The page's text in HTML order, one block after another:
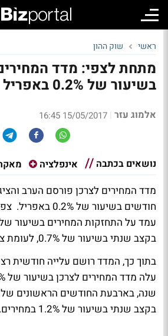
ראשי שוק ההון
מתחת לצפי: מדד
בשיעור של 0.2% באפריל
אלמוג עזר |
15/05/2017 16:45
נושאים בכתבה אינפלציה
מדד המחירים לצרכן פורסם הערב
חודשים בשיעור של
בקצב שנתי בשיעור של 0.7%, לעומת צפי של 0.9%.
בתוך כך, המדד רושם עלייה חודשית
שנה, בארבעת החודשים הראשונים
בקצב שנתי בשיעור של 1.2% במחירים.